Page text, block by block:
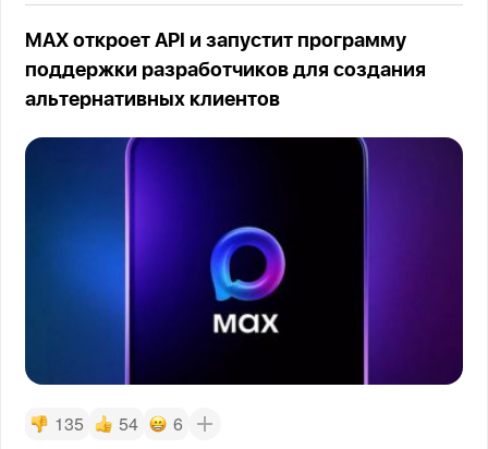
MAX откроет API и запустит программу
поддержки разработчиков для создания
альтернативных клиентов
135 54 6